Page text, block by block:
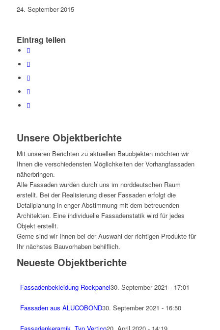
24. September 2015
Eintrag teilen
Unsere Objektberichte
Mit unseren Berichten zu aktuellen Bauobjekten möchten wir
Ihnen die verschiedensten Möglichkeiten der Vorhangfassaden
näherbringen.
Alle Fassaden wurden durch uns im norddeutschen Raum
erstellt. Bei der Realisierung dieser Fassaden erfolgt die
Detailplanung in enger Abstimmung mit dem betreuenden
Architekten. Eine individuelle Fassadenstatik wird für jedes
Objekt erstellt.
Gerne sind wir Ihnen bei der Auswahl der richtigen Produkte für
Ihr nächstes Bauvorhaben behilflich.
Neueste Objektberichte
Fassadenbekleidung Rockpanel30. September 2021 - 17:01
Fassaden aus ALUCOBOND30. September 2021 - 16:50